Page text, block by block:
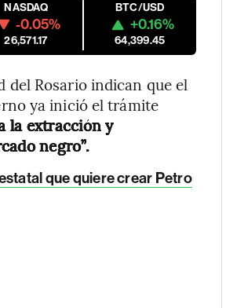
NASDAQ
-0.05%
26,571.17
BTC/USD
+0.16%
64,399.45
del Rosario indican que el
ya inició el trámite
la extracción y
negro”.
que quiere crear Petro